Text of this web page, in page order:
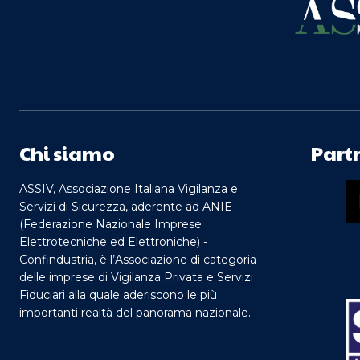
Chi siamo
ASSIV, Associazione Italiana Vigilanza e
Servizi di Sicurezza, aderente ad ANIE
(Federazione Nazionale Imprese
Elettrotecniche ed Elettroniche) -
Confindustria, è l’Associazione di categoria
delle imprese di Vigilanza Privata e Servizi
Fiduciari alla quale aderiscono le più
importanti realtà del panorama nazionale.